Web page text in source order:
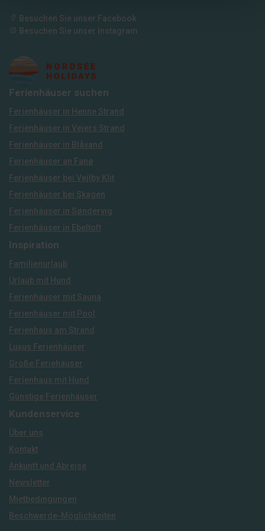
Besuchen Sie unser Facebook
Besuchen Sie unser Instagram
Ferienhäuser suchen
Ferienhäuser in Henne Strand
Ferienhäuser in Vejers Strand
Ferienhäuser in Blåvand
Ferienhäuser an Fanø
Ferienhäuser bei Vejlby Klit
Ferienhäuser bei Skagen
Ferienhäuser in Søndervig
Ferienhäuser in Ebeltoft
Inspiration
Familienurlaub
Urlaub mit Hund
Ferienhäuser mit Sauna
Ferienhäuser mit Pool
Ferienhaus am Strand
Luxus Ferienhäuser
Große Feriehäuser
Ferienhaus mit Hund
Günstige Ferienhäuser
Kundenservice
Über uns
Kontakt
Ankunft und Abreise
Newsletter
Mietbedingungen
Beschwerde-Möglichkeiten